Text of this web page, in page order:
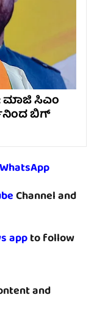
ಮಾಜಿ ಸಿಎಂ
ಬಿಗ್
WhatsApp
Channel and
appto follow
and